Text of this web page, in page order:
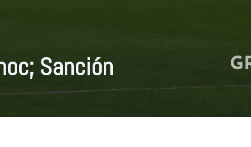
Sanción